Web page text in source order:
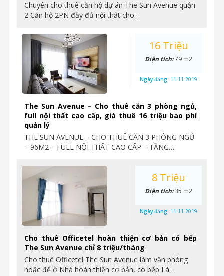
Chuyên cho thuê căn hộ dự án The Sun Avenue quận
2 Căn hộ 2PN đầy đủ nội thất cho…
The Sun Avenue – Cho thuê căn 3 phòng ngủ,
full nội thất cao cấp, giá thuê 16 triệu bao phí
quản lý
THE SUN AVENUE – CHO THUÊ CĂN 3 PHÒNG NGỦ
– 96M2 – FULL NỘI THẤT CAO CẤP – TẦNG…
16 Triệu
Diện tích:79 m2
Ngày đăng: 11-11-2019
Cho thuê Officetel hoàn thiện cơ bản có bếp
The Sun Avenue chỉ 8 triệu/tháng
Cho thuê Officetel The Sun Avenue làm văn phòng
hoặc để ở Nhà hoàn thiện cơ bản, có bếp Là…
8 Triệu
Diện tích:35 m2
Ngày đăng: 11-11-2019